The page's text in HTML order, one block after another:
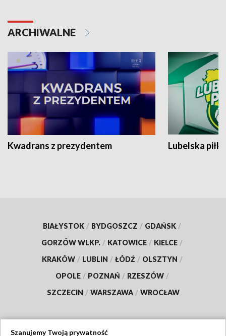
ARCHIWALNE
Kwadrans z prezydentem Lubelska piłka
BIAŁYSTOK / BYDGOSZCZ / GDAŃSK /
GORZÓW WLKP. / KATOWICE / KIELCE /
KRAKÓW / LUBLIN / ŁÓDŹ / OLSZTYN /
OPOLE / POZNAŃ / RZESZÓW /
SZCZECIN / WARSZAWA / WROCŁAW
Szanujemy Twoją prywatność